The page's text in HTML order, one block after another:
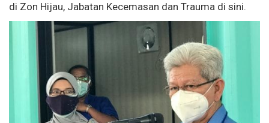
di Zon Hijau, Jabatan Kecemasan dan Trauma di sini.